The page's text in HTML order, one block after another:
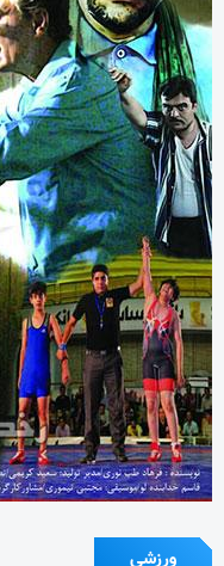
ورزشی